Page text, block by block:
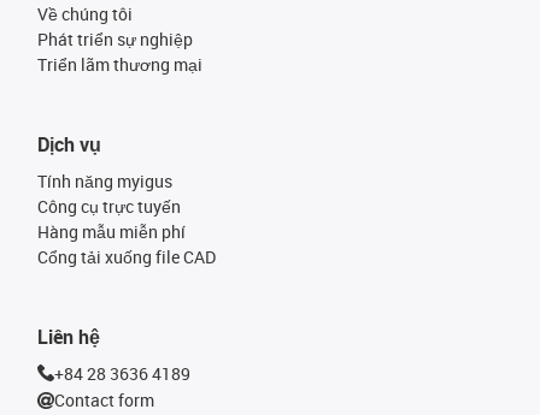
Về chúng tôi
Phát triển sự nghiệp
Triển lãm thương mại
Dịch vụ
Tính năng myigus
Công cụ trực tuyến
Hàng mẫu miễn phí
Cổng tải xuống file CAD
Liên hệ
+84 28 3636 4189
Contact form